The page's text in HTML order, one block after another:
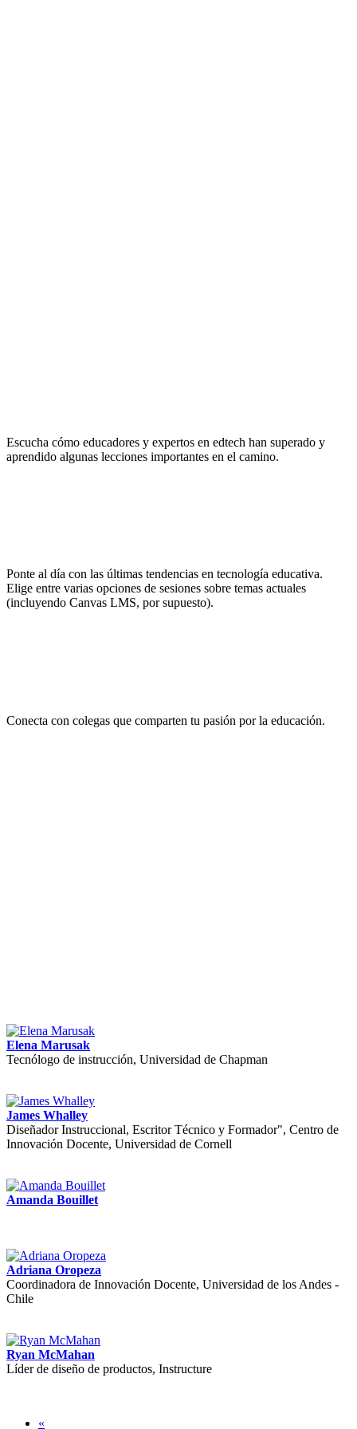
Escucha cómo educadores y expertos en edtech han superado y
aprendido algunas lecciones importantes en el camino.
Ponte al día con las últimas tendencias en tecnología educativa.
Elige entre varias opciones de sesiones sobre temas actuales
(incluyendo Canvas LMS, por supuesto).
Conecta con colegas que comparten tu pasión por la educación.
Elena Marusak
Tecnólogo de instrucción, Universidad de Chapman
James Whalley
Diseñador Instruccional, Escritor Técnico y Formador", Centro de
Innovación Docente, Universidad de Cornell
Amanda Bouillet
Adriana Oropeza
Coordinadora de Innovación Docente, Universidad de los Andes -
Chile
Ryan McMahan
Líder de diseño de productos, Instructure
«